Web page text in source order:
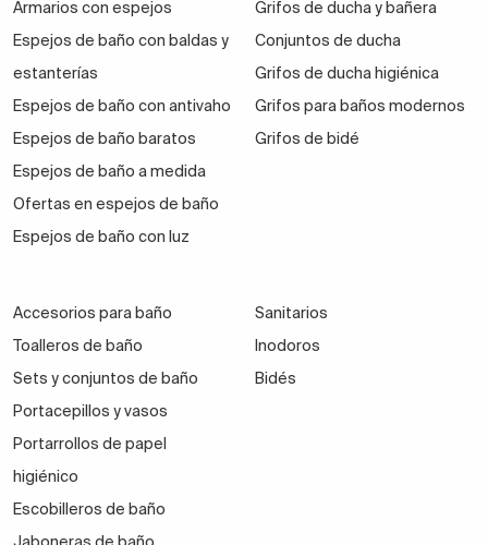
Armarios con espejos
Espejos de baño con baldas y
estanterías
Espejos de baño con antivaho
Espejos de baño baratos
Espejos de baño a medida
Ofertas en espejos de baño
Espejos de baño con luz
Grifos de ducha y bañera
Conjuntos de ducha
Grifos de ducha higiénica
Grifos para baños modernos
Grifos de bidé
Accesorios para baño
Toalleros de baño
Sets y conjuntos de baño
Portacepillos y vasos
Portarrollos de papel
higiénico
Escobilleros de baño
Sanitarios
Inodoros
Bidés